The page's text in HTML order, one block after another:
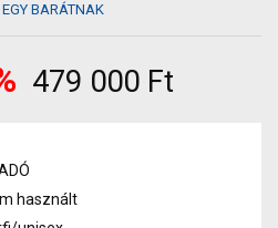
BARÁTNAK
479 000 Ft
használt